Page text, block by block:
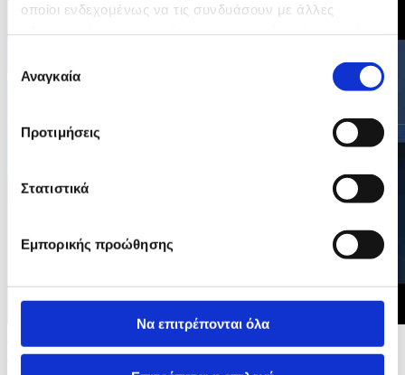
οποίοι ενδεχομένως να τις συνδυάσουν με άλλες
των υπηρεσιών τους.
συγκατάθεσης
Αναγκαία
Προτιμήσεις
Στατιστικά
Εμπορικής προώθησης
Να επιτρέπονται όλα
Υπουργός Παιδείας - Διεθνές συνέδριο για ενίσχυση